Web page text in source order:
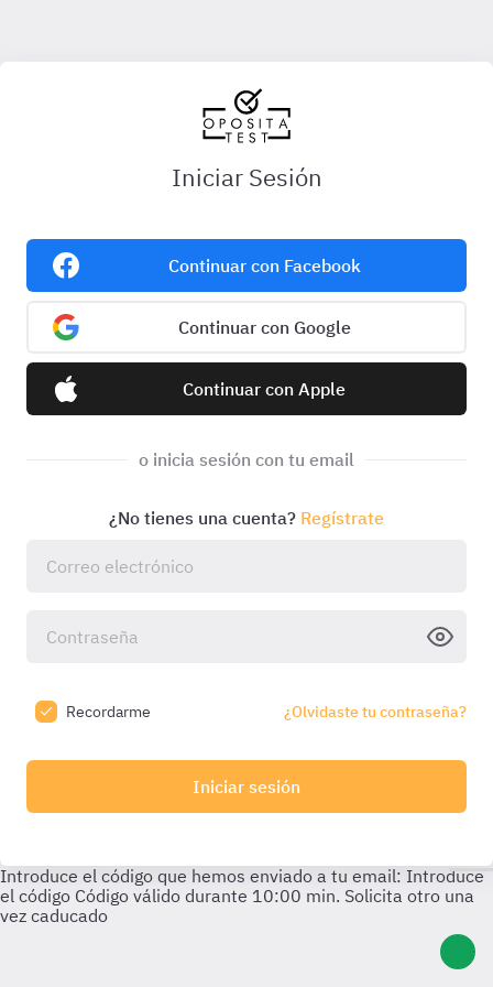
Iniciar Sesión
Continuar con Facebook
Continuar con Google
Continuar con Apple
o inicia sesión con tu email
¿No tienes una cuenta? Regístrate
Recordarme ¿Olvidaste tu contraseña?
Iniciar sesión
Introduce el código que hemos enviado a tu email: Introduce
el código Código válido durante 10:00 min. Solicita otro una
vez caducado